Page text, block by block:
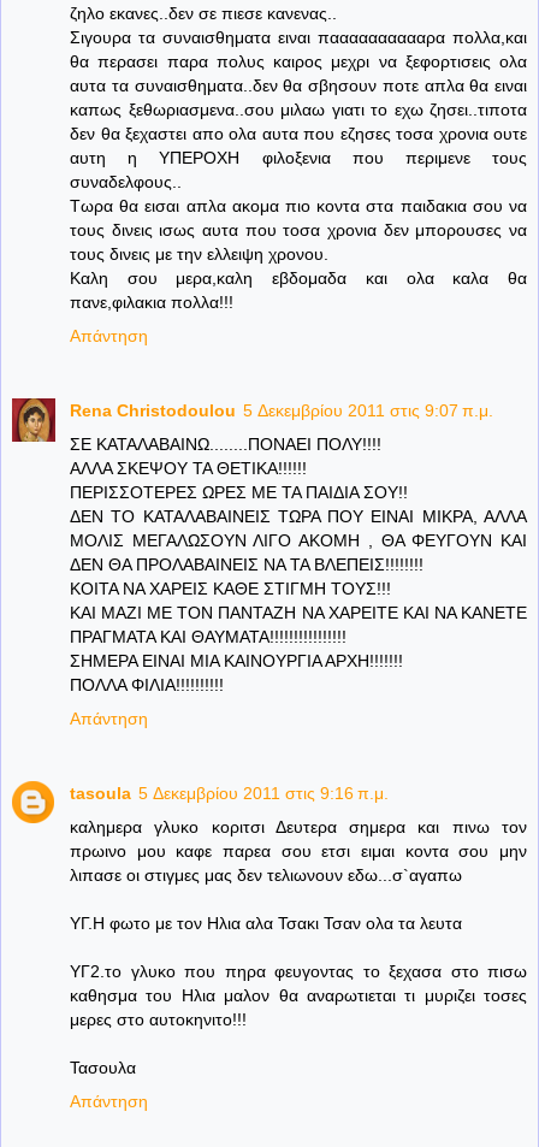
ζηλο εκανες..δεν σε πιεσε κανενας..
Σιγουρα τα συναισθηματα ειναι πααααααααααρα πολλα,και
θα περασει παρα πολυς καιρος μεχρι να ξεφορτισεις ολα
αυτα τα συναισθηματα..δεν θα σβησουν ποτε απλα θα ειναι
καπως ξεθωριασμενα..σου μιλαω γιατι το εχω ζησει..τιποτα
δεν θα ξεχαστει απο ολα αυτα που εζησες τοσα χρονια ουτε
αυτη η ΥΠΕΡΟΧΗ φιλοξενια που περιμενε τους
συναδελφους..
Τωρα θα εισαι απλα ακομα πιο κοντα στα παιδακια σου να
τους δινεις ισως αυτα που τοσα χρονια δεν μπορουσες να
τους δινεις με την ελλειψη χρονου.
Καλη σου μερα,καλη εβδομαδα και ολα καλα θα
πανε,φιλακια πολλα!!!
Απάντηση
Rena Christodoulou 5 Δεκεμβρίου 2011 στις 9:07 π.μ.
ΣΕ ΚΑΤΑΛΑΒΑΙΝΩ........ΠΟΝΑΕΙ ΠΟΛΥ!!!!
ΑΛΛΑ ΣΚΕΨΟΥ ΤΑ ΘΕΤΙΚΑ!!!!!!
ΠΕΡΙΣΣΟΤΕΡΕΣ ΩΡΕΣ ΜΕ ΤΑ ΠΑΙΔΙΑ ΣΟΥ!!
ΔΕΝ ΤΟ ΚΑΤΑΛΑΒΑΙΝΕΙΣ ΤΩΡΑ ΠΟΥ ΕΙΝΑΙ ΜΙΚΡΑ, ΑΛΛΑ
ΜΟΛΙΣ ΜΕΓΑΛΩΣΟΥΝ ΛΙΓΟ ΑΚΟΜΗ , ΘΑ ΦΕΥΓΟΥΝ ΚΑΙ
ΔΕΝ ΘΑ ΠΡΟΛΑΒΑΙΝΕΙΣ ΝΑ ΤΑ ΒΛΕΠΕΙΣ!!!!!!!!
ΚΟΙΤΑ ΝΑ ΧΑΡΕΙΣ ΚΑΘΕ ΣΤΙΓΜΗ ΤΟΥΣ!!!
ΚΑΙ ΜΑΖΙ ΜΕ ΤΟΝ ΠΑΝΤΑΖΗ ΝΑ ΧΑΡΕΙΤΕ ΚΑΙ ΝΑ ΚΑΝΕΤΕ
ΠΡΑΓΜΑΤΑ ΚΑΙ ΘΑΥΜΑΤΑ!!!!!!!!!!!!!!!!
ΣΗΜΕΡΑ ΕΙΝΑΙ ΜΙΑ ΚΑΙΝΟΥΡΓΙΑ ΑΡΧΗ!!!!!!!
ΠΟΛΛΑ ΦΙΛΙΑ!!!!!!!!!!
Απάντηση
tasoula 5 Δεκεμβρίου 2011 στις 9:16 π.μ.
καλημερα γλυκο κοριτσι Δευτερα σημερα και πινω τον
πρωινο μου καφε παρεα σου ετσι ειμαι κοντα σου μην
λιπασε οι στιγμες μας δεν τελιωνουν εδω...σ`αγαπω
ΥΓ.Η φωτο με τον Ηλια αλα Τσακι Τσαν ολα τα λευτα
ΥΓ2.το γλυκο που πηρα φευγοντας το ξεχασα στο πισω
καθησμα του Ηλια μαλον θα αναρωτιεται τι μυριζει τοσες
μερες στο αυτοκηνιτο!!!
Τασουλα
Απάντηση